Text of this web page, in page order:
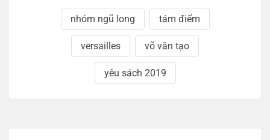
nhóm ngũ long tám điểm
versailles võ văn tạo
yêu sách 2019